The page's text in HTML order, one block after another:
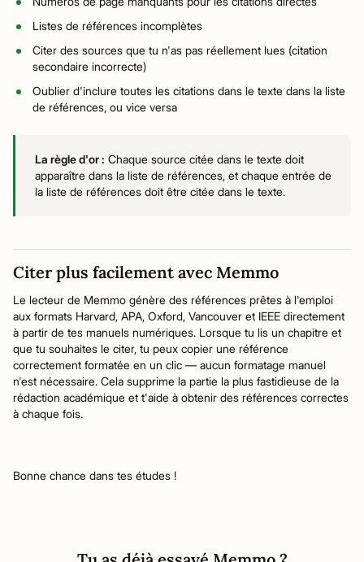
Listes de références incomplètes
Citer des sources que tu n'as pas réellement lues (citation
secondaire incorrecte)
Oublier d'inclure toutes les citations dans le texte dans la liste
de références, ou vice versa
La règle d'or : Chaque source citée dans le texte doit
apparaître dans la liste de références, et chaque entrée de
la liste de références doit être citée dans le texte.
Citer plus facilement avec Memmo
Le lecteur de Memmo génère des références prêtes à l'emploi
aux formats Harvard, APA, Oxford, Vancouver et IEEE directement
à partir de tes manuels numériques. Lorsque tu lis un chapitre et
que tu souhaites le citer, tu peux copier une référence
correctement formatée en un clic — aucun formatage manuel
n'est nécessaire. Cela supprime la partie la plus fastidieuse de la
rédaction académique et t'aide à obtenir des références correctes
à chaque fois.
Bonne chance dans tes études !